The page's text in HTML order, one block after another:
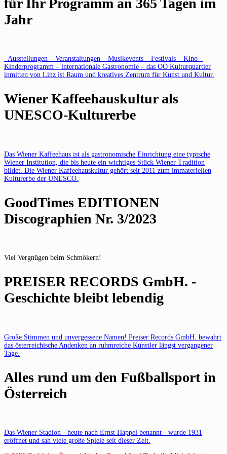
für Ihr Programm an 365 Tagen im
Jahr
Ausstellungen – Veranstaltungen – Musikevents – Festivals – Kino –
Kinderprogramm – internationale Gastronomie – das OÖ Kulturquartier
inmitten von Linz ist Raum und kreatives Zentrum für Kunst und Kultur.
Wiener Kaffeehauskultur als
UNESCO-Kulturerbe
Das Wiener Kaffeehaus ist als gastronomische Einrichtung eine typische
Wiener Institution, die bis heute ein wichtiges Stück Wiener Tradition
bildet. Die Wiener Kaffeehauskultur gehört seit 2011 zum immateriellen
Kulturerbe der UNESCO.
GoodTimes EDITIONEN
Discographien Nr. 3/2023
Viel Vergnügen beim Schmökern!
PREISER RECORDS GmbH. -
Geschichte bleibt lebendig
Große Stimmen und unvergessene Namen! Preiser Records GmbH. bewahrt
das österreichische Andenken an ruhmreiche Künstler längst vergangener
Tage.
Alles rund um den Fußballsport in
Österreich
Das Wiener Stadion - heute nach Ernst Happel benannt - wurde 1931
eröffnet und sah viele große Spiele seit dieser Zeit.